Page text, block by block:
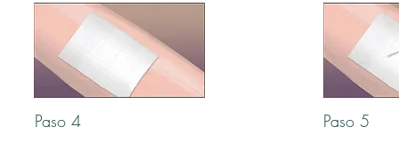
Paso 4 Paso 5